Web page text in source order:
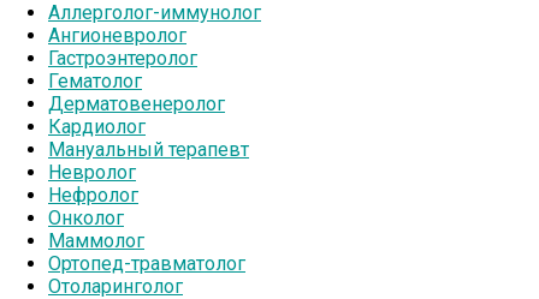
Аллерголог-иммунолог
Ангионевролог
Гастроэнтеролог
Гематолог
Дерматовенеролог
Кардиолог
Мануальный терапевт
Невролог
Нефролог
Онколог
Маммолог
Ортопед-травматолог
Отоларинголог